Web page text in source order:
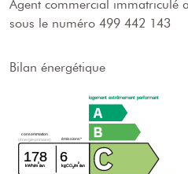
Agent commercial immatriculé
sous le numéro 499 442 143
Bilan énergétique
logement extrêmement performant
consommation
(énergie primaire)
178
kWh/m²/an
émissions*
6
kgCO2/m
²
/an